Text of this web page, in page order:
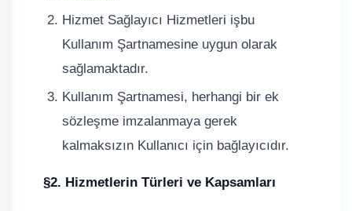
Hizmet Sağlayıcı Hizmetleri işbu
Kullanım Şartnamesine uygun olarak
sağlamaktadır.
Kullanım Şartnamesi, herhangi bir ek
sözleşme imzalanmaya gerek
kalmaksızın Kullanıcı için bağlayıcıdır.
§2. Hizmetlerin Türleri ve Kapsamları